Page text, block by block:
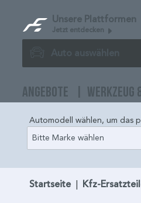
Unsere Plattformen
Jetzt entdecken
Auto auswählen
ANGEBOTE WERKZEUG
Automodell wählen, um das
Bitte Marke wählen
Startseite Kfz-